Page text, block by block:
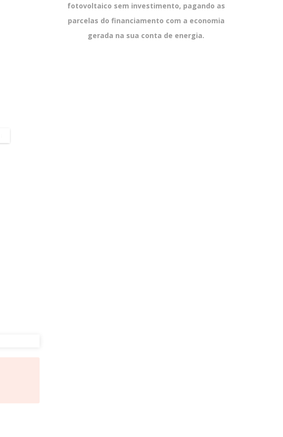
fotovoltaico sem investimento, pagando as
parcelas do financiamento com a economia
gerada na sua conta de energia.